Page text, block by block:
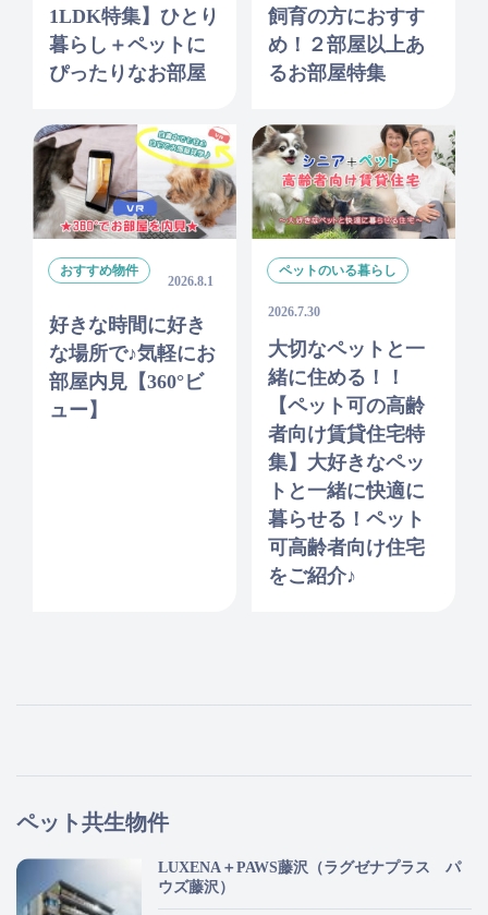
1LDK特集】ひとり
暮らし＋ペットに
ぴったりなお部屋
飼育の方におすす
め！２部屋以上あ
るお部屋特集
おすすめ物件
2026.8.1
好きな時間に好き
な場所で♪気軽にお
部屋内見【360°ビ
ュー】
ペットのいる暮らし
2026.7.30
大切なペットと一
緒に住める！！
【ペット可の高齢
者向け賃貸住宅特
集】大好きなペッ
トと一緒に快適に
暮らせる！ペット
可高齢者向け住宅
をご紹介♪
ペット共生物件
LUXENA＋PAWS藤沢（ラグゼナプラス パ
ウズ藤沢）